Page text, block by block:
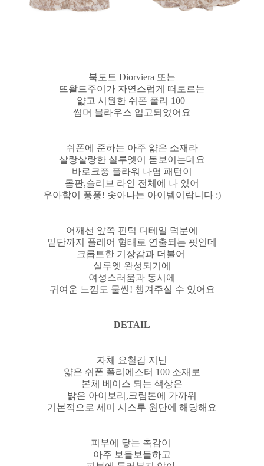
북토트 Diorviera 또는
뜨왈드주이가 자연스럽게 떠로르는
얇고 시원한 쉬폰 폴리 100
썸머 블라우스 입고되었어요
쉬폰에 준하는 아주 얇은 소재라
살랑살랑한 실루엣이 돋보이는데요
바로크풍 플라워 나염 패턴이
몸판,슬리브 라인 전체에 나 있어
우아함이 퐁퐁! 솟아나는 아이템이랍니다 :)
어깨선 앞쪽 핀턱 디테일 덕분에
밑단까지 플레어 형태로 연출되는 핏인데
크롭트한 기장감과 더불어
실루엣 완성되기에
여성스러움과 동시에
귀여운 느낌도 물씬! 챙겨주실 수 있어요
DETAIL
자체 요철감 지닌
얇은 쉬폰 폴리에스터 100 소재로
본체 베이스 되는 색상은
밝은 아이보리,크림톤에 가까워
기본적으로 세미 시스루 원단에 해당해요
피부에 닿는 촉감이
아주 보들보들하고